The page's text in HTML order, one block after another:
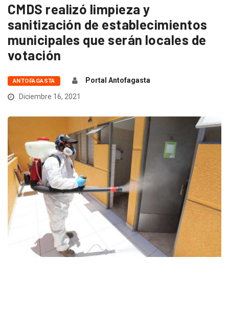
CMDS realizó limpieza y
sanitización de establecimientos
municipales que serán locales de
votación
ANTOFAGASTA
Portal Antofagasta
Diciembre 16, 2021